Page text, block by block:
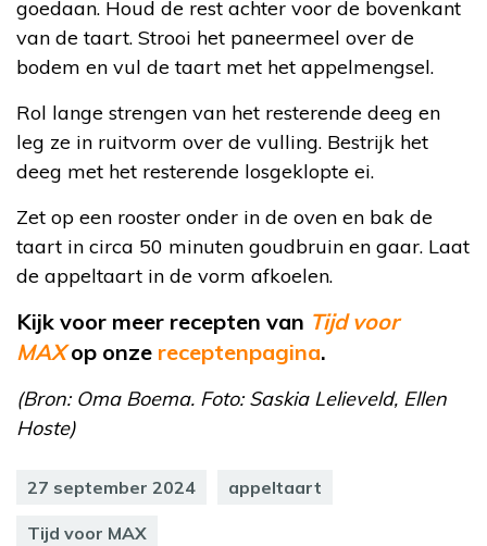
goedaan. Houd de rest achter voor de bovenkant
van de taart. Strooi het paneermeel over de
bodem en vul de taart met het appelmengsel.
Rol lange strengen van het resterende deeg en
leg ze in ruitvorm over de vulling. Bestrijk het
deeg met het resterende losgeklopte ei.
Zet op een rooster onder in de oven en bak de
taart in circa 50 minuten goudbruin en gaar. Laat
de appeltaart in de vorm afkoelen.
Kijk voor meer recepten van Tijd voor
MAX op onze receptenpagina.
(Bron: Oma Boema. Foto: Saskia Lelieveld, Ellen
Hoste)
27 september 2024 appeltaart
Tijd voor MAX